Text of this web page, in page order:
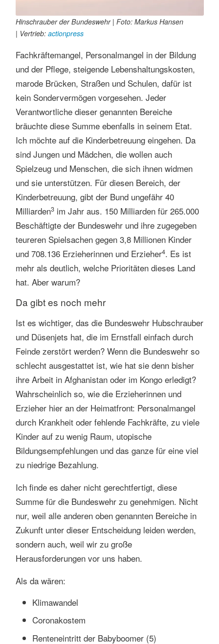
Hinschrauber der Bundeswehr | Foto: Markus Hansen
| Vertrieb: actionpress
Fachkräftemangel, Personalmangel in der Bildung
und der Pflege, steigende Lebenshaltungskosten,
marode Brücken, Straßen und Schulen, dafür ist
kein Sondervermögen vorgesehen. Jeder
Verantwortliche dieser genannten Bereiche
bräuchte diese Summe ebenfalls in seinem Etat.
Ich möchte auf die Kinderbetreuung eingehen. Da
sind Jungen und Mädchen, die wollen auch
Spielzeug und Menschen, die sich ihnen widmen
und sie unterstützen. Für diesen Bereich, der
Kinderbetreuung, gibt der Bund ungefähr 40
Milliarden3im Jahr aus. 150 Milliarden für 265.000
Beschäftigte der Bundeswehr und ihre zugegeben
teureren Spielsachen gegen 3,8 Millionen Kinder
und 708.136 Erzieherinnen und Erzieher4. Es ist
mehr als deutlich, welche Prioritäten dieses Land
hat. Aber warum?
Da gibt es noch mehr
Ist es wichtiger, das die Bundeswehr Hubschrauber
und Düsenjets hat, die im Ernstfall einfach durch
Feinde zerstört werden? Wenn die Bundeswehr so
schlecht ausgestattet ist, wie hat sie denn bisher
ihre Arbeit in Afghanistan oder im Kongo erledigt?
Wahrscheinlich so, wie die Erzieherinnen und
Erzieher hier an der Heimatfront: Personalmangel
durch Krankheit oder fehlende Fachkräfte, zu viele
Kinder auf zu wenig Raum, utopische
Bildungsempfehlungen und das ganze für eine viel
zu niedrige Bezahlung.
Ich finde es daher nicht gerechtfertigt, diese
Summe für die Bundeswehr zu genehmigen. Nicht
nur, weil alle anderen oben genannten Bereiche in
Zukunft unter dieser Entscheidung leiden werden,
sondern auch, weil wir zu große
Herausforderungen vor uns haben.
Als da wären:
Klimawandel
Coronakostem
Renteneintritt der Babyboomer (5)